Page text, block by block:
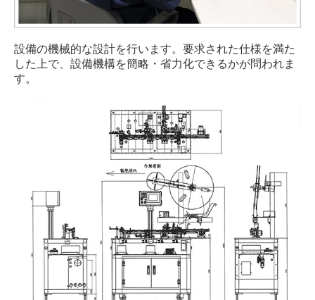
設備の機械的な設計を行います。要求された仕様を満た
した上で、設備機構を簡略・省力化できるかが問われま
す。